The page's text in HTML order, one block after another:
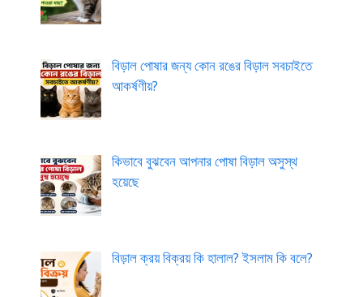
বিড়াল পোষার জন্য কোন রঙের বিড়াল সবচাইতে
আকর্ষণীয়?
কিভাবে বুঝবেন আপনার পোষা বিড়াল অসুস্থ
হয়েছে
বিড়াল ক্রয় বিক্রয় কি হালাল? ইসলাম কি বলে?